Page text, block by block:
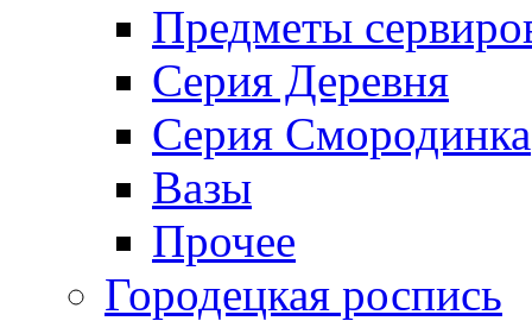
Предметы
Серия Деревня
Серия Смородинка
Вазы
Прочее
Городецкая роспись